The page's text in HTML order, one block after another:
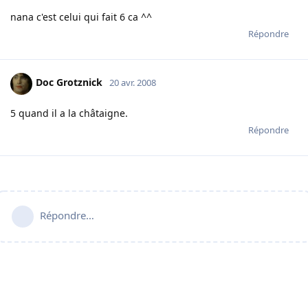
nana c'est celui qui fait 6 ca ^^
Répondre
Doc Grotznick 20 avr. 2008
5 quand il a la châtaigne.
Répondre
Répondre…